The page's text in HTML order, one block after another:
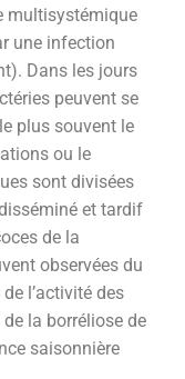
multisystémique
une infection
Dans les jours
peuvent se
plus souvent le
ou le
sont divisées
et tardif
de la
observées du
l’activité des
la borréliose de
saisonnière